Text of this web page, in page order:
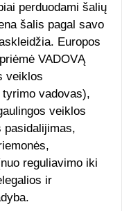
perduodami šalių
šalis pagal savo
Europos
VADOVĄ
veiklos
vadovas),
veiklos
pasidalijimas,
reguliavimo iki
ir